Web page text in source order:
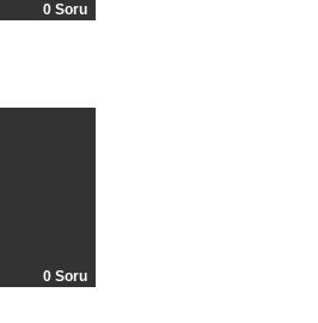
0 Soru
0 Soru